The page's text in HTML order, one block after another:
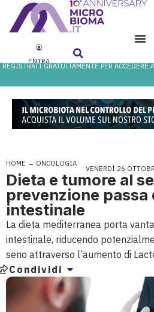
ENTRA
REGISTRATI GRATUITAMENTE PER
HOME → ONCOLOGIA
VENERDÌ 26
Dieta e tumore al
prevenzione
intestinale
La dieta mediterranea porta
intestinale, riducendo
seno attraverso l’aumento di
Condividi